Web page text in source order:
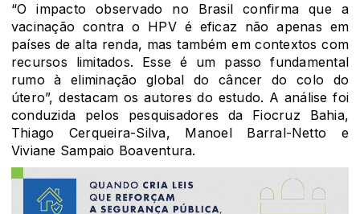
“O impacto observado no Brasil confirma que a
vacinação contra o HPV é eficaz não apenas em
países de alta renda, mas também em contextos com
recursos limitados. Esse é um passo fundamental
rumo à eliminação global do câncer do colo do
útero”, destacam os autores do estudo. A análise foi
conduzida pelos pesquisadores da Fiocruz Bahia,
Thiago Cerqueira-Silva, Manoel Barral-Netto e
Viviane Sampaio Boaventura.